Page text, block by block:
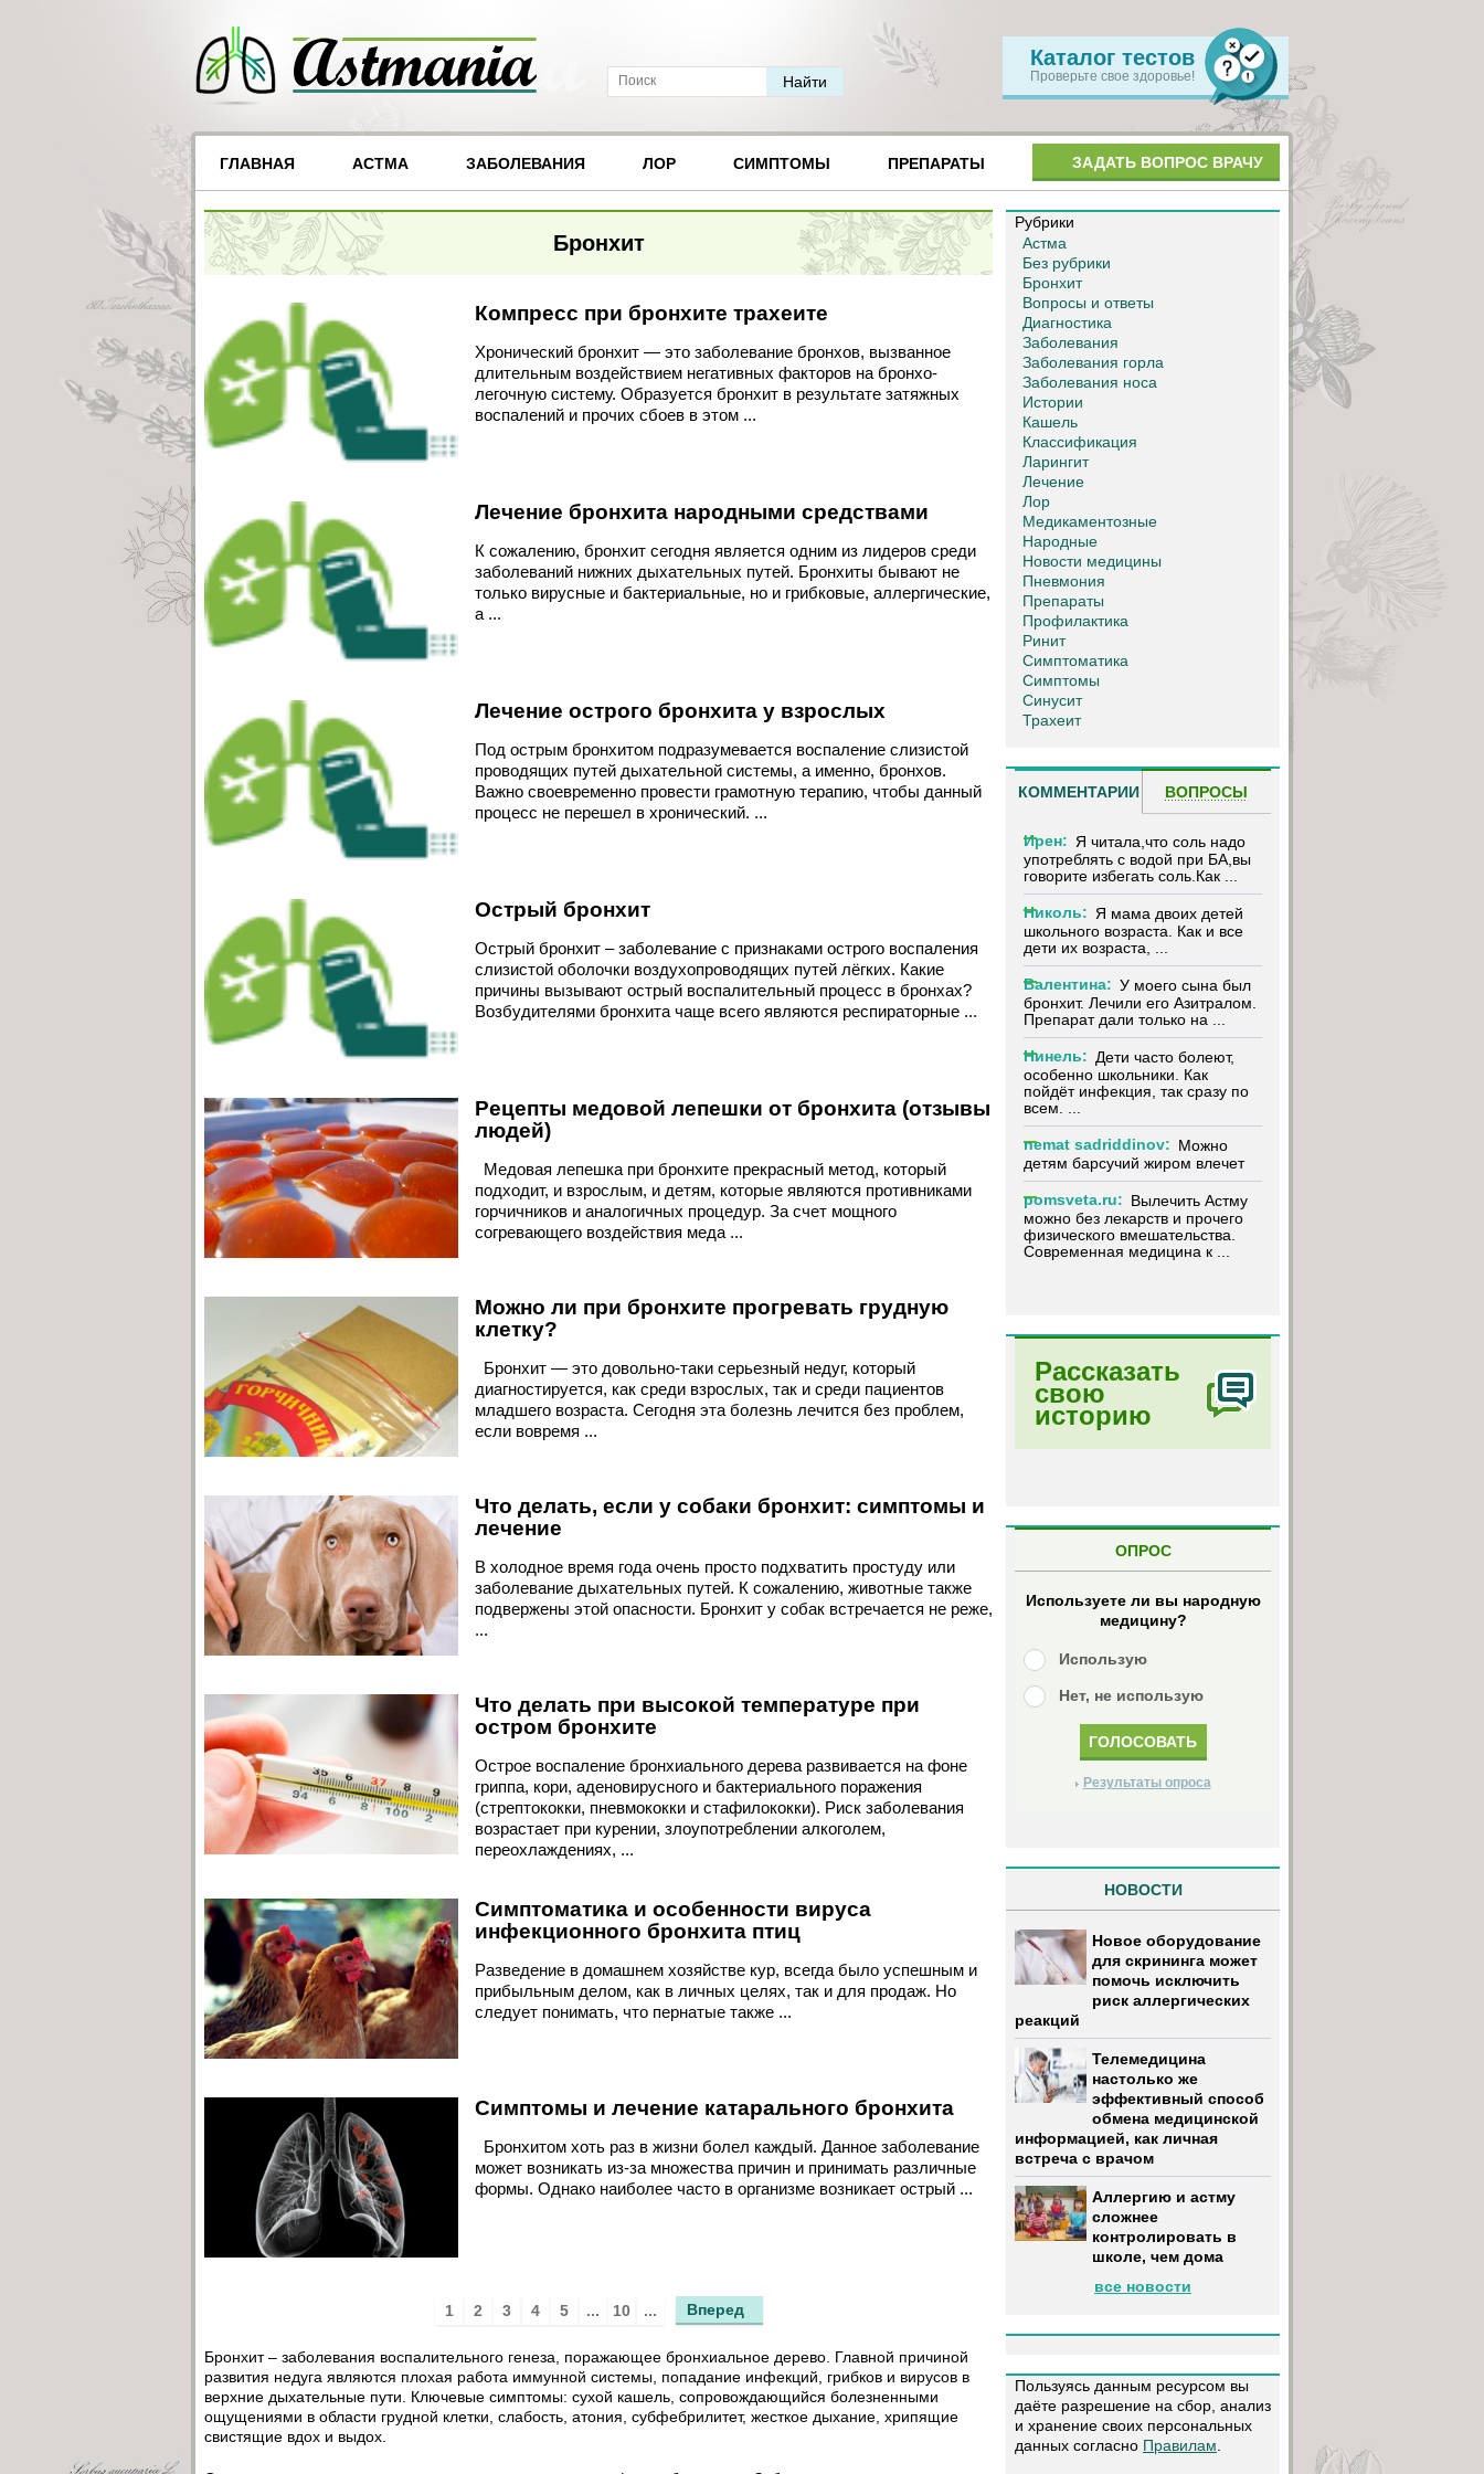
Каталог тестов
Проверьте свое здоровье!
ГЛАВНАЯ АСТМА ЗАБОЛЕВАНИЯ ЛОР СИМПТОМЫ ПРЕПАРАТЫ ЗАДАТЬ ВОПРОС ВРАЧУ
Бронхит
Компресс при бронхите трахеите
Хронический бронхит — это заболевание бронхов, вызванное
длительным воздействием негативных факторов на бронхо-
легочную систему. Образуется бронхит в результате затяжных
воспалений и прочих сбоев в этом ...
Лечение бронхита народными средствами
К сожалению, бронхит сегодня является одним из лидеров среди
заболеваний нижних дыхательных путей. Бронхиты бывают не
только вирусные и бактериальные, но и грибковые, аллергические,
а ...
Лечение острого бронхита у взрослых
Под острым бронхитом подразумевается воспаление слизистой
проводящих путей дыхательной системы, а именно, бронхов.
Важно своевременно провести грамотную терапию, чтобы данный
процесс не перешел в хронический. ...
Острый бронхит
Острый бронхит – заболевание с признаками острого воспаления
слизистой оболочки воздухопроводящих путей лёгких. Какие
причины вызывают острый воспалительный процесс в бронхах?
Возбудителями бронхита чаще всего являются респираторные ...
Рецепты медовой лепешки от бронхита (отзывы
людей)
Медовая лепешка при бронхите прекрасный метод, который
подходит, и взрослым, и детям, которые являются противниками
горчичников и аналогичных процедур. За счет мощного
согревающего воздействия меда ...
Можно ли при бронхите прогревать грудную
клетку?
Бронхит — это довольно-таки серьезный недуг, который
диагностируется, как среди взрослых, так и среди пациентов
младшего возраста. Сегодня эта болезнь лечится без проблем,
если вовремя ...
Что делать, если у собаки бронхит: симптомы и
лечение
В холодное время года очень просто подхватить простуду или
заболевание дыхательных путей. К сожалению, животные также
подвержены этой опасности. Бронхит у собак встречается не реже,
...
Что делать при высокой температуре при
остром бронхите
Острое воспаление бронхиального дерева развивается на фоне
гриппа, кори, аденовирусного и бактериального поражения
(стрептококки, пневмококки и стафилококки). Риск заболевания
возрастает при курении, злоупотреблении алкоголем,
переохлаждениях, ...
Симптоматика и особенности вируса
инфекционного бронхита птиц
Разведение в домашнем хозяйстве кур, всегда было успешным и
прибыльным делом, как в личных целях, так и для продаж. Но
следует понимать, что пернатые также ...
Симптомы и лечение катарального бронхита
Бронхитом хоть раз в жизни болел каждый. Данное заболевание
может возникать из-за множества причин и принимать различные
формы. Однако наиболее часто в организме возникает острый ...
1 2 3 4 5 ... 10 ... Вперед
Бронхит – заболевания воспалительного генеза, поражающее бронхиальное дерево. Главной причиной
развития недуга являются плохая работа иммунной системы, попадание инфекций, грибков и вирусов в
верхние дыхательные пути. Ключевые симптомы: сухой кашель, сопровождающийся болезненными
ощущениями в области грудной клетки, слабость, атония, субфебрилитет, жесткое дыхание, хрипящие
свистящие вдох и выдох.
Рубрики
Астма
Без рубрики
Бронхит
Вопросы и ответы
Диагностика
Заболевания
Заболевания горла
Заболевания носа
Истории
Кашель
Классификация
Ларингит
Лечение
Лор
Медикаментозные
Народные
Новости медицины
Пневмония
Препараты
Профилактика
Ринит
Симптоматика
Симптомы
Синусит
Трахеит
КОММЕНТАРИИ ВОПРОСЫ
Ирен: Я читала,что соль надо
употреблять с водой при БА,вы
говорите избегать соль.Как ...
Николь: Я мама двоих детей
школьного возраста. Как и все
дети их возраста, ...
Валентина: У моего сына был
бронхит. Лечили его Азитралом.
Препарат дали только на ...
Нинель: Дети часто болеют,
особенно школьники. Как
пойдёт инфекция, так сразу по
всем. ...
nemat sadriddinov: Можно
детям барсучий жиром влечет
pomsveta.ru: Вылечить Астму
можно без лекарств и прочего
физического вмешательства.
Современная медицина к ...
Рассказать
свою
историю
ОПРОС
Используете ли вы народную
медицину?
Использую
Нет, не использую
Результаты опроса
НОВОСТИ
Новое оборудование
для скрининга может
помочь исключить
риск аллергических
реакций
Телемедицина
настолько же
эффективный способ
обмена медицинской
информацией, как личная
встреча с врачом
Аллергию и астму
сложнее
контролировать в
школе, чем дома
все новости
Пользуясь данным ресурсом вы
даёте разрешение на сбор, анализ
и хранение своих персональных
данных согласно Правилам